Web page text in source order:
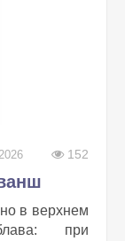
152
в верхнем
при